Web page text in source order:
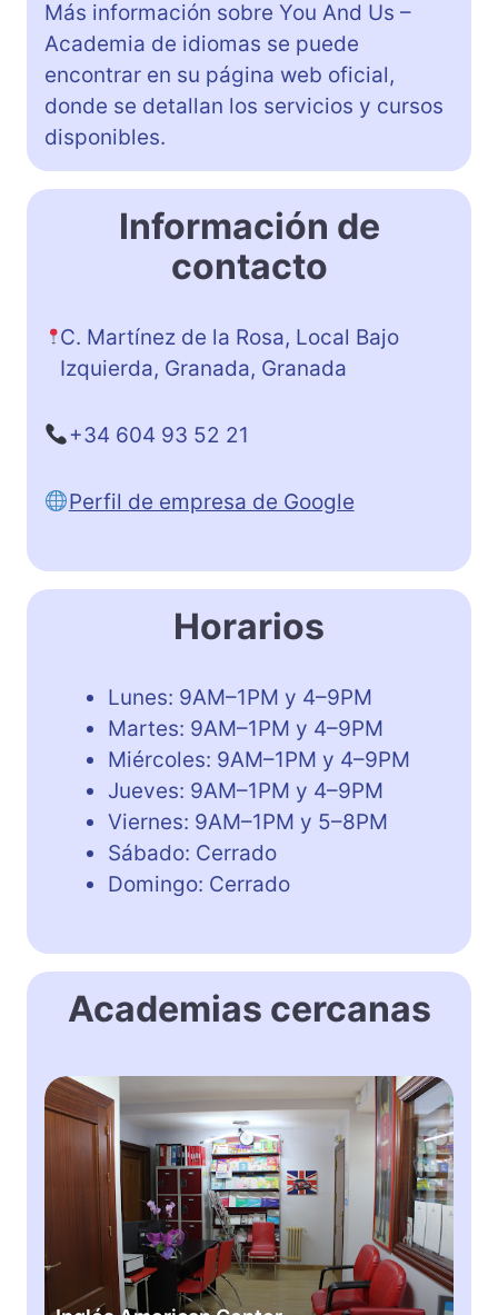
Más información sobre You And Us –
Academia de idiomas se puede
encontrar en su página web oficial,
donde se detallan los servicios y cursos
disponibles.
Información de
contacto
C. Martínez de la Rosa, Local Bajo
Izquierda, Granada, Granada
+34 604 93 52 21
Perfil de empresa de Google
Horarios
Lunes: 9AM–1PM y 4–9PM
Martes: 9AM–1PM y 4–9PM
Miércoles: 9AM–1PM y 4–9PM
Jueves: 9AM–1PM y 4–9PM
Viernes: 9AM–1PM y 5–8PM
Sábado: Cerrado
Domingo: Cerrado
Academias cercanas
I
n
m